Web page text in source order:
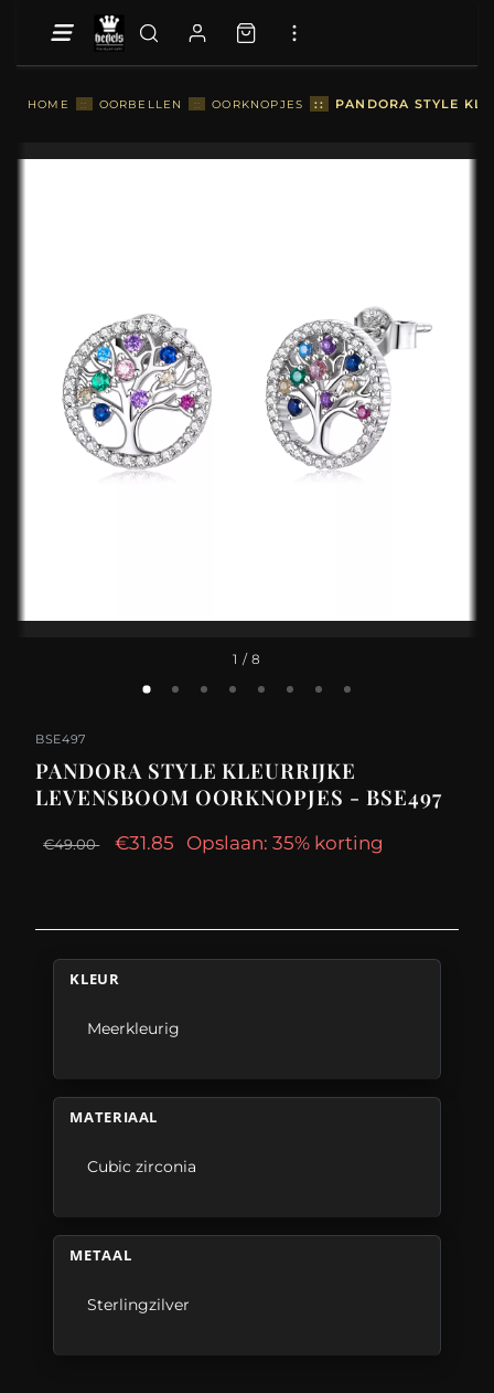
HOME :: OORBELLEN :: OORKNOPJES :: PANDORA STYLE
1 / 8
BSE497
PANDORA STYLE KLEURRIJKE
LEVENSBOOM OORKNOPJES - BSE497
€49.00 €31.85 Opslaan: 35% korting
KLEUR
Meerkleurig
MATERIAAL
Cubic zirconia
METAAL
Sterlingzilver